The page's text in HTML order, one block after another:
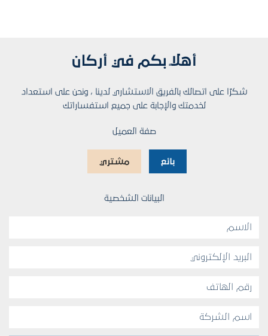
أهلاً بكم في أركان
شكرًا على اتصالك بالفريق الاستشاري لدينا ، ونحن على استعداد
لخدمتك والإجابة على جميع استفساراتك
صفة العميل
بائع مشتري
البيانات الشخصية